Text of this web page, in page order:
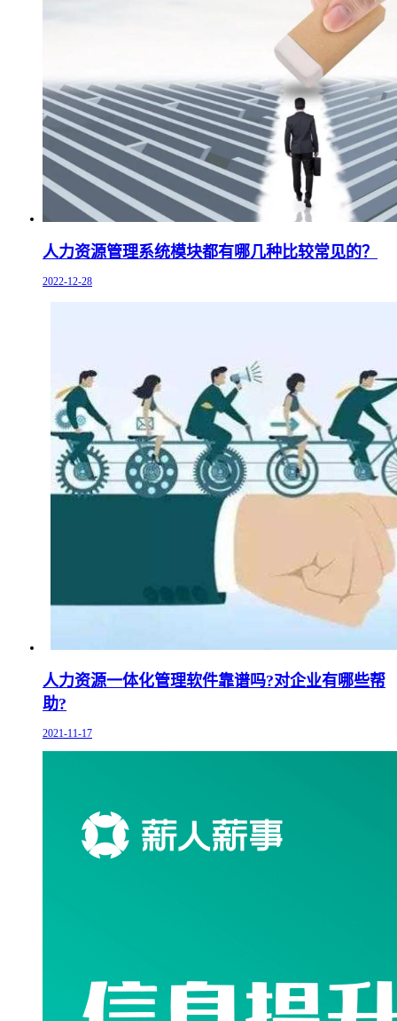
人力资源管理系统模块都有哪几种比较常见的？
2022-12-28
人力资源一体化管理软件靠谱吗?对企业有哪些帮
助?
2021-11-17